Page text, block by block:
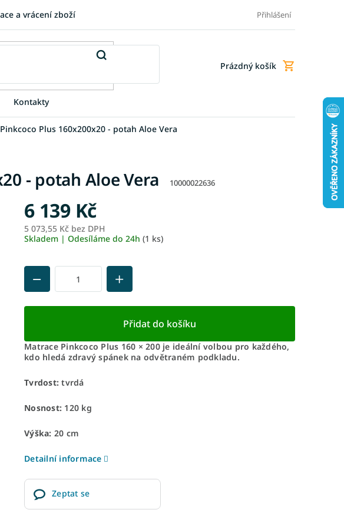
a vrácení zboží Obchodní podmínky
Přihlášení
Nákupní
Prázdný košík
Kontakty
Plus 160x200x20 - potah Aloe Vera
- potah Aloe Vera 10000022636
6 139 Kč
5 073,55 Kč bez DPH
Skladem | Odesíláme do 24h (1 ks)
Přidat do košíku
Matrace Pinkcoco Plus 160 × 200 je ideální volbou pro každého,
kdo hledá zdravý spánek na odvětraném podkladu.
Tvrdost: tvrdá
Nosnost: 120 kg
Výška: 20 cm
Detailní informace
Zeptat se